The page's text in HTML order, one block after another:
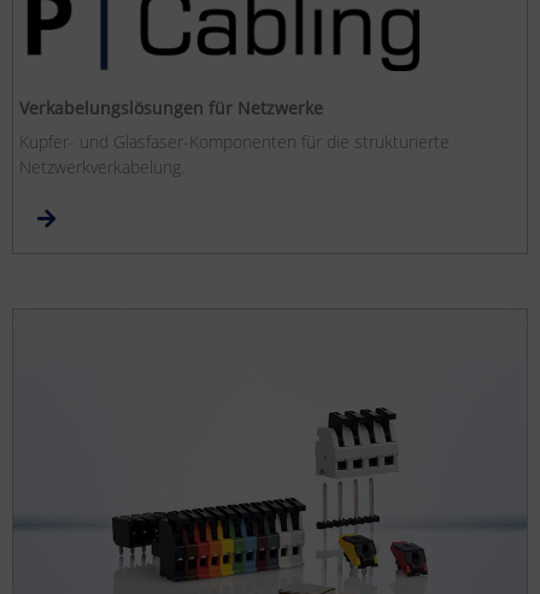
Verkabelungslösungen für Netzwerke
Kupfer- und Glasfaser-Komponenten für die strukturierte
Netzwerkverkabelung.